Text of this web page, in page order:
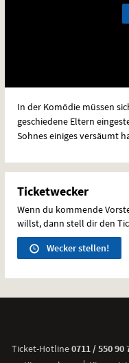
In der Komödie müssen
geschiedene Eltern
Sohnes einiges versäumt
Ticketwecker
Wenn du kommende
willst, dann stell dir den
Wecker stellen!
Ticket-Hotline0711 / 550 90